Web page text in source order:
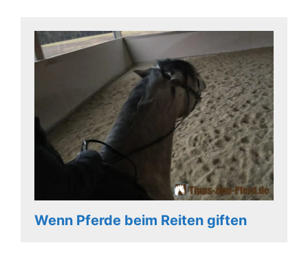
Wenn Pferde beim Reiten giften